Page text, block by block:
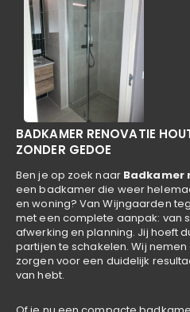
BADKAMER RENOVATIE
ZONDER GEDOE
Ben je op zoek naar Badkamer
een badkamer die weer
en woning? Van Wijngaarden
met een complete aanpak: van
afwerking en planning. Jij hoeft
partijen te schakelen. Wij
zorgen voor een duidelijk
van hebt.